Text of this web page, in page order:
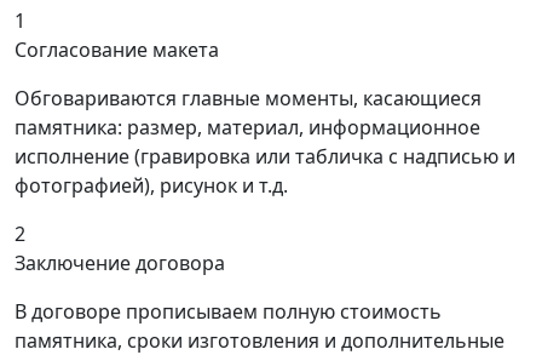
1
Согласование макета
Обговариваются главные моменты, касающиеся
памятника: размер, материал, информационное
исполнение (гравировка или табличка с надписью и
фотографией), рисунок и т.д.
2
Заключение договора
В договоре прописываем полную стоимость
памятника, сроки изготовления и дополнительные